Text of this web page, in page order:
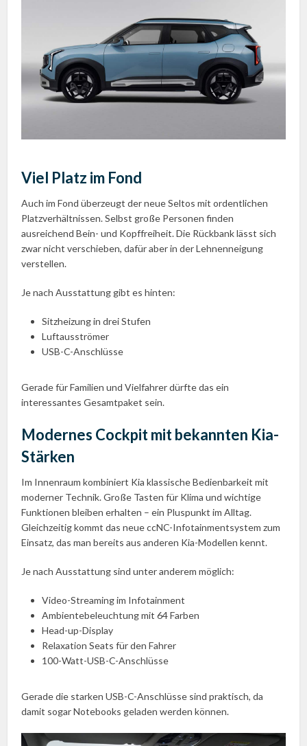
Viel Platz im Fond
Auch im Fond überzeugt der neue Seltos mit ordentlichen
Platzverhältnissen. Selbst große Personen finden
ausreichend Bein- und Kopffreiheit. Die Rückbank lässt sich
zwar nicht verschieben, dafür aber in der Lehnenneigung
verstellen.
Je nach Ausstattung gibt es hinten:
Sitzheizung in drei Stufen
Luftausströmer
USB-C-Anschlüsse
Gerade für Familien und Vielfahrer dürfte das ein
interessantes Gesamtpaket sein.
Modernes Cockpit mit bekannten Kia-
Stärken
Im Innenraum kombiniert Kia klassische Bedienbarkeit mit
moderner Technik. Große Tasten für Klima und wichtige
Funktionen bleiben erhalten – ein Pluspunkt im Alltag.
Gleichzeitig kommt das neue ccNC-Infotainmentsystem zum
Einsatz, das man bereits aus anderen Kia-Modellen kennt.
Je nach Ausstattung sind unter anderem möglich:
Video-Streaming im Infotainment
Ambientebeleuchtung mit 64 Farben
Head-up-Display
Relaxation Seats für den Fahrer
100-Watt-USB-C-Anschlüsse
Gerade die starken USB-C-Anschlüsse sind praktisch, da
damit sogar Notebooks geladen werden können.